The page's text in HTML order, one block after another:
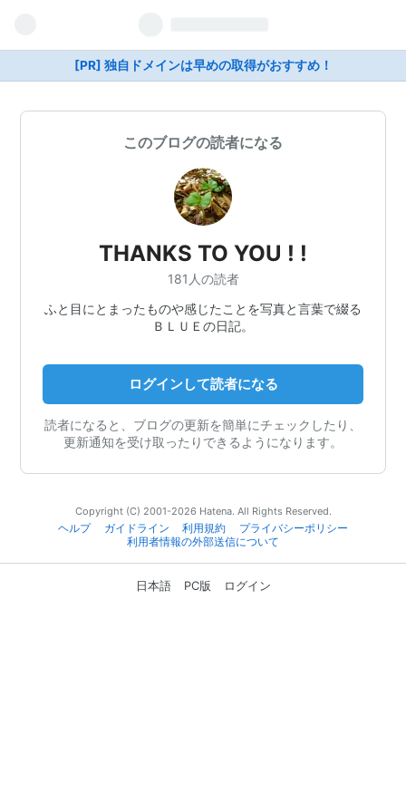
[PR] 独自ドメインは早めの取得がおすすめ！
このブログの読者になる
THANKS TO YOU ! !
181人の読者
ふと目にとまったものや感じたことを写真と言葉で綴る
ＢＬＵＥの日記。
ログインして読者になる
読者になると、ブログの更新を簡単にチェックしたり、
更新通知を受け取ったりできるようになります。
Copyright (C) 2001-2026 Hatena. All Rights Reserved.
ヘルプ
ガイドライン 利用規約
プライバシーポリシー
利用者情報の外部送信について
日本語 PC版 ログイン